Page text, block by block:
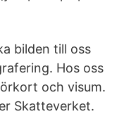
bilden till oss
Hos oss
och visum.
Skatteverket.